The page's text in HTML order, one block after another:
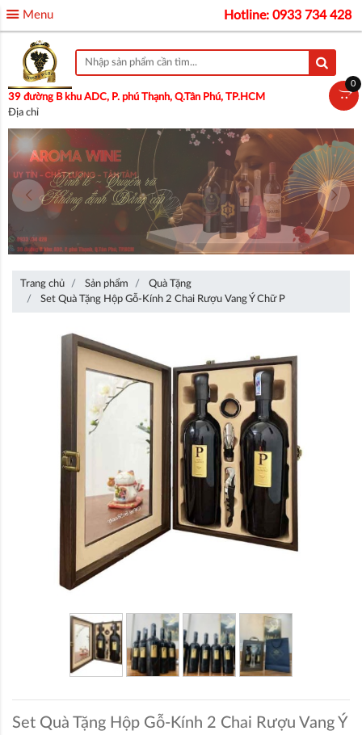
Menu Hotline: 0933 734 428
39 đường B khu ADC, P. phú Thạnh, Q.Tân Phú, TP.HCM
Địa chỉ
Trang chủ Sản phẩm
Quà Tặng
Set Quà Tặng Hộp Gỗ-Kính 2 Chai Rượu Vang Ý Chữ P
Set Quà Tặng Hộp Gỗ-Kính 2 Chai Rượu Vang Ý
0